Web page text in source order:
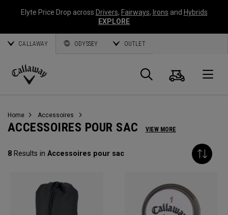
Elyte Price Drop across Drivers, Fairways, Irons and Hybrids
EXPLORE
CALLAWAY ODYSSEY OUTLET
Callaway
Panier
Home Accessoires
ACCESSOIRES POUR SAC VIEW MORE
8 Results in Accessoires pour sac